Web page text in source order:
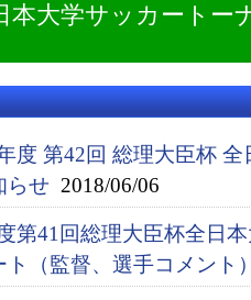
本大学サッカート
年度 第42回 総理大臣杯
らせ 2018/06/06
第41回総理大臣杯全日
（監督、選手コメント